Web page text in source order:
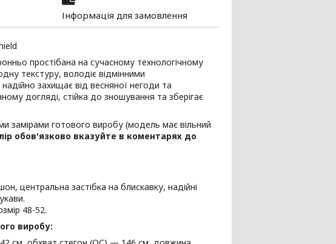
Інформація для замовлення
простібана на сучасному технологічному
текстуру, володіє відмінними
захищає від весняної негоди та
догляді, стійка до зношування та зберігає
замірами готового виробу (модель має вільний
обов'язково вказуйте в коментарях до
центральна застібка на блискавку, надійні
48-52.
виробу: